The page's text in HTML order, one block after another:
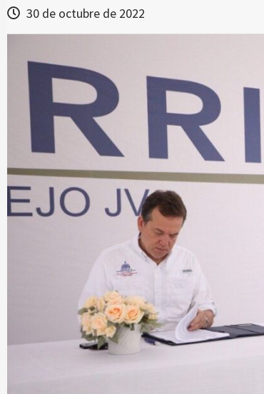
30 de octubre de 2022